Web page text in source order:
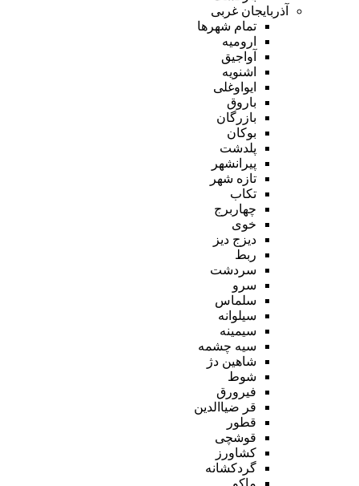
آذربایجان غربی
تمام شهر‌ها
ارومیه
آواجیق
اشنویه
ایواوغلی
باروق
بازرگان
بوکان
پلدشت
پیرانشهر
تازه شهر
تکاب
چهاربرج
خوی
دیزج دیز
ربط
سردشت
سرو
سلماس
سیلوانه
سیمینه
سیه چشمه
شاهین دژ
شوط
فیرورق
قر ضیاالدین
قطور
قوشچی
کشاورز
گردکشانه
ماکو